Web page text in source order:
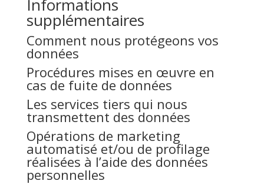
Informations
supplémentaires
Comment nous protégeons vos
données
Procédures mises en œuvre en
cas de fuite de données
Les services tiers qui nous
transmettent des données
Opérations de marketing
automatisé et/ou de profilage
réalisées à l’aide des données
personnelles